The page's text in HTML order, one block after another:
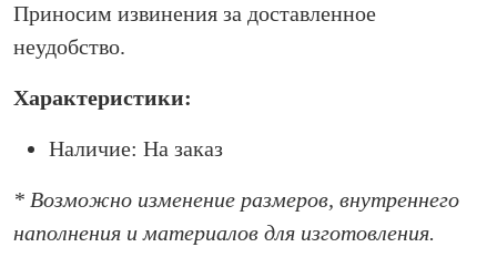
Приносим извинения за доставленное
неудобство.
Характеристики:
Наличие: На заказ
* Возможно изменение размеров, внутреннего
наполнения и материалов для изготовления.